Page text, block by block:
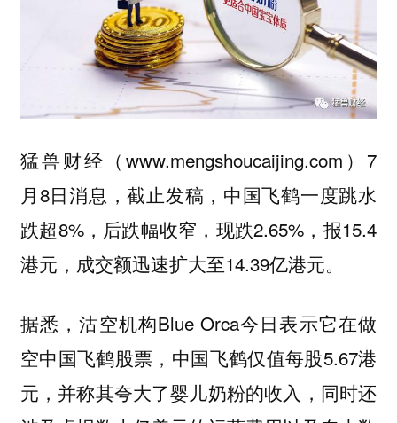
猛兽财经（www.mengshoucaijing.com）7
月8日消息，截止发稿，中国飞鹤一度跳水
跌超8%，后跌幅收窄，现跌2.65%，报15.4
港元，成交额迅速扩大至14.39亿港元。
据悉，沽空机构Blue Orca今日表示它在做
空中国飞鹤股票，中国飞鹤仅值每股5.67港
元，并称其夸大了婴儿奶粉的收入，同时还